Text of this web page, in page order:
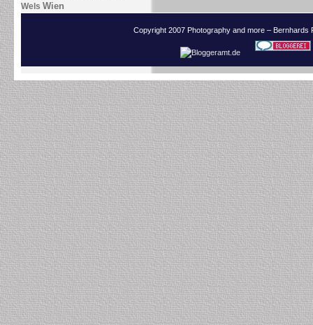
Wels Wien
Copyright 2007 Photography and more –